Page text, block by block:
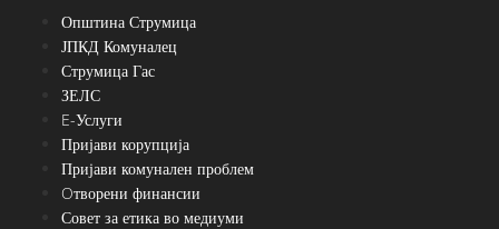
Општина Струмица
ЈПКД Комуналец
Струмица Гас
ЗЕЛС
E-Услуги
Пријави корупција
Пријави комунален проблем
Oтворени финансии
Совет за етика во медиуми